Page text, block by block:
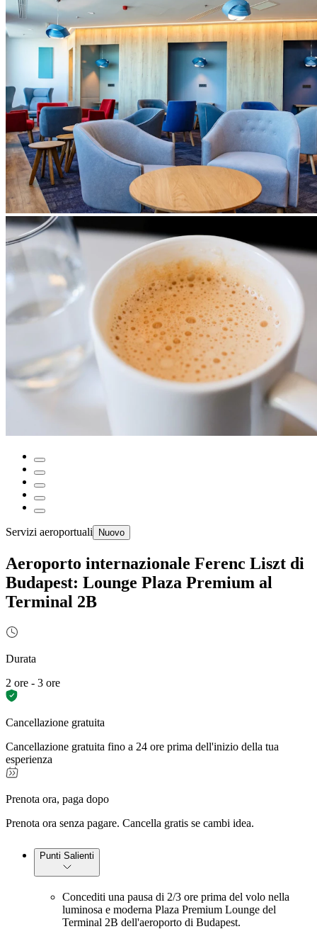
Servizi aeroportuali Nuovo
Aeroporto internazionale Ferenc Liszt di
Budapest: Lounge Plaza Premium al
Terminal 2B
Durata
2 ore - 3 ore
Cancellazione gratuita
Cancellazione gratuita fino a 24 ore prima dell'inizio della tua
esperienza
Prenota ora, paga dopo
Prenota ora senza pagare. Cancella gratis se cambi idea.
Punti Salienti
Concediti una pausa di 2/3 ore prima del volo nella
luminosa e moderna Plaza Premium Lounge del
Terminal 2B dell'aeroporto di Budapest.